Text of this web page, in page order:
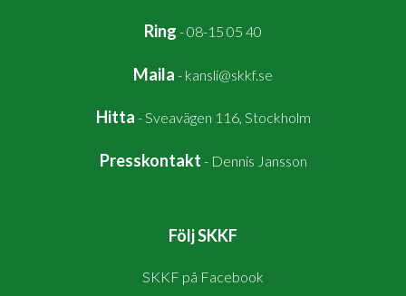
Ring -08-15 05 40
Maila - kansli@skkf.se
Hitta -Sveavägen 116, Stockholm
Presskontakt - Dennis Jansson
Följ SKKF
SKKF på Facebook